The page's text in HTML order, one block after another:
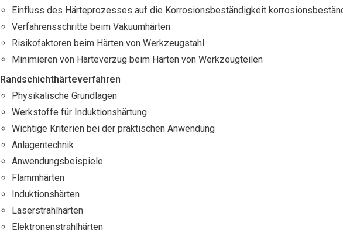
Einfluss des Härteprozesses auf die Korrosionsbeständigkeit
Verfahrensschritte beim Vakuumhärten
Risikofaktoren beim Härten von Werkzeugstahl
Minimieren von Härteverzug beim Härten von Werkzeugteilen
Randschichthärteverfahren
Physikalische Grundlagen
Werkstoffe für Induktionshärtung
Wichtige Kriterien bei der praktischen Anwendung
Anlagentechnik
Anwendungsbeispiele
Flammhärten
Induktionshärten
Laserstrahlhärten
Elektronenstrahlhärten